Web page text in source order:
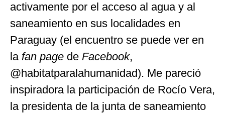
activamente por el acceso al agua y al
saneamiento en sus localidades en
Paraguay (el encuentro se puede ver en
la fan page de Facebook,
@habitatparalahumanidad). Me pareció
inspiradora la participación de Rocío Vera,
la presidenta de la junta de saneamiento